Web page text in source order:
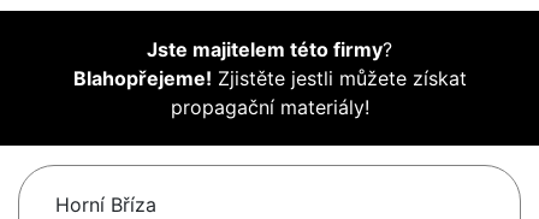
Jste majitelem této firmy?
Blahopřejeme! Zjistěte jestli můžete získat
propagační materiály!
Horní Bříza